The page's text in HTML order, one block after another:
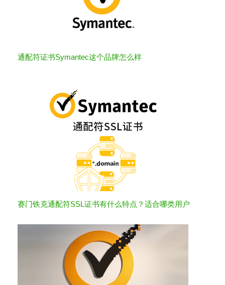
通配符证书Symantec这个品牌怎么样
赛门铁克通配符SSL证书有什么特点？适合哪类用户